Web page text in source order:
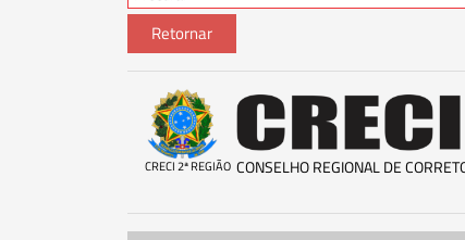
Retornar
CRECI 2ª REGIÃO CONSELHO REGIONAL DE